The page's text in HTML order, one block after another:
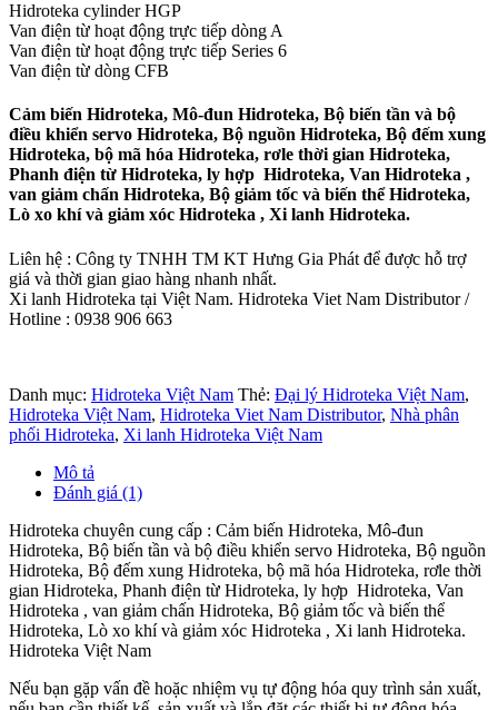
Hidroteka cylinder HGP
Van điện từ hoạt động trực tiếp dòng A
Van điện từ hoạt động trực tiếp Series 6
Van điện từ dòng CFB
Cảm biến Hidroteka, Mô-đun Hidroteka, Bộ biến tần và bộ
điều khiển servo Hidroteka, Bộ nguồn Hidroteka, Bộ đếm xung
Hidroteka, bộ mã hóa Hidroteka, rơle thời gian Hidroteka,
Phanh điện từ Hidroteka, ly hợp Hidroteka, Van Hidroteka ,
van giảm chấn Hidroteka, Bộ giảm tốc và biến thể Hidroteka,
Lò xo khí và giảm xóc Hidroteka , Xi lanh Hidroteka.
Liên hệ : Công ty TNHH TM KT Hưng Gia Phát để được hỗ trợ
giá và thời gian giao hàng nhanh nhất.
Xi lanh Hidroteka tại Việt Nam. Hidroteka Viet Nam Distributor /
Hotline : 0938 906 663
Danh mục: Hidroteka Việt Nam Thẻ: Đại lý Hidroteka Việt Nam,
Hidroteka Việt Nam, Hidroteka Viet Nam Distributor, Nhà phân
phối Hidroteka, Xi lanh Hidroteka Việt Nam
Mô tả
Đánh giá (1)
Hidroteka chuyên cung cấp : Cảm biến Hidroteka, Mô-đun
Hidroteka, Bộ biến tần và bộ điều khiển servo Hidroteka, Bộ nguồn
Hidroteka, Bộ đếm xung Hidroteka, bộ mã hóa Hidroteka, rơle thời
gian Hidroteka, Phanh điện từ Hidroteka, ly hợp Hidroteka, Van
Hidroteka , van giảm chấn Hidroteka, Bộ giảm tốc và biến thể
Hidroteka, Lò xo khí và giảm xóc Hidroteka , Xi lanh Hidroteka.
Hidroteka Việt Nam
Nếu bạn gặp vấn đề hoặc nhiệm vụ tự động hóa quy trình sản xuất,